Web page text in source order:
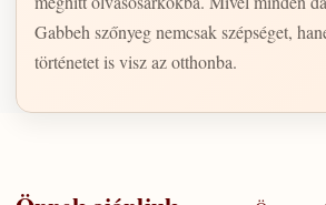
Gabbeh szőnyeg nemcsak szépséget,
történetet is visz az otthonba.